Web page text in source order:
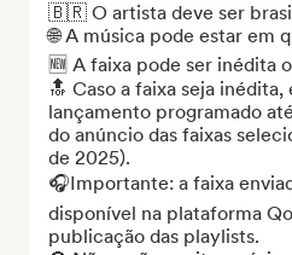
🇧🇷 O artista deve ser
🌐 A música pode estar em
🆕 A faixa pode ser inédita
🔝 Caso a faixa seja
lançamento programado
do anúncio das faixas
de 2025).
🎧Importante: a faixa
disponível na plataforma
publicação das playlists.